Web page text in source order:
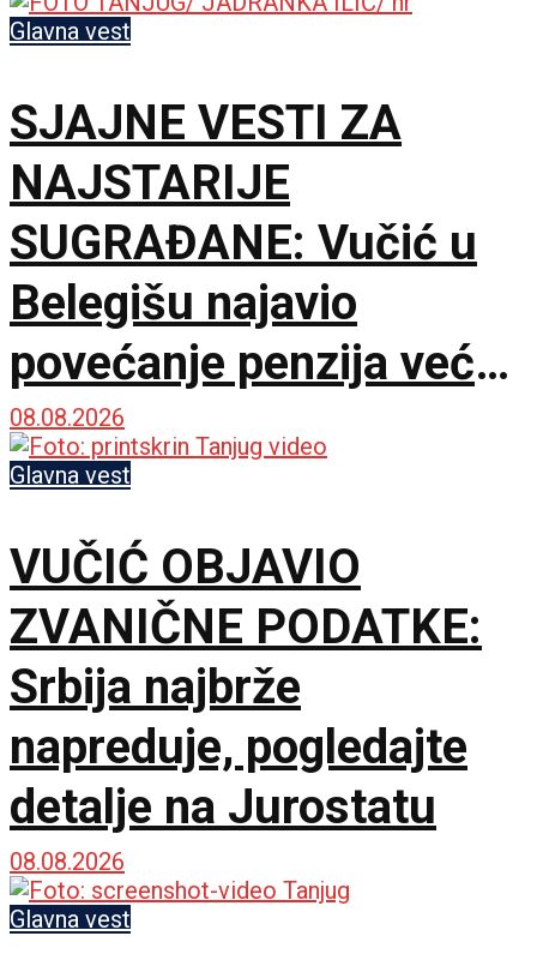
Glavna vest
SJAJNE VESTI ZA
NAJSTARIJE
SUGRAĐANE: Vučić u
Belegišu najavio
povećanje penzija već
ove godine – Pratiće
rast plata
08.08.2026
Glavna vest
VUČIĆ OBJAVIO
ZVANIČNE PODATKE:
Srbija najbrže
napreduje, pogledajte
detalje na Jurostatu
08.08.2026
Glavna vest